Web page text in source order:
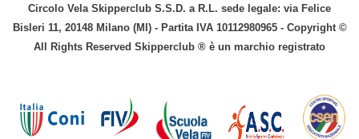
Circolo Vela Skipperclub S.S.D. a R.L. sede legale: via Felice
Bisleri 11, 20148 Milano (MI) - Partita IVA 10112980965 - Copyright ©
All Rights Reserved Skipperclub ® è un marchio registrato